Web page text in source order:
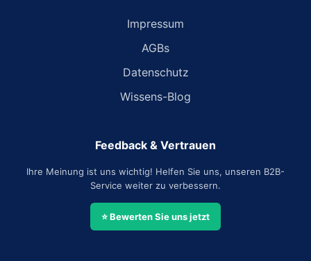
Impressum
AGBs
Datenschutz
Wissens-Blog
Feedback & Vertrauen
Ihre Meinung ist uns wichtig! Helfen Sie uns, unseren B2B-
Service weiter zu verbessern.
⭐ Bewerten Sie uns jetzt